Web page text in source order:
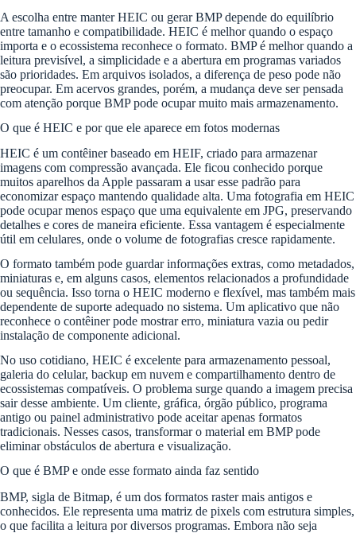
A escolha entre manter HEIC ou gerar BMP depende do equilíbrio
entre tamanho e compatibilidade. HEIC é melhor quando o espaço
importa e o ecossistema reconhece o formato. BMP é melhor quando a
leitura previsível, a simplicidade e a abertura em programas variados
são prioridades. Em arquivos isolados, a diferença de peso pode não
preocupar. Em acervos grandes, porém, a mudança deve ser pensada
com atenção porque BMP pode ocupar muito mais armazenamento.
O que é HEIC e por que ele aparece em fotos modernas
HEIC é um contêiner baseado em HEIF, criado para armazenar
imagens com compressão avançada. Ele ficou conhecido porque
muitos aparelhos da Apple passaram a usar esse padrão para
economizar espaço mantendo qualidade alta. Uma fotografia em HEIC
pode ocupar menos espaço que uma equivalente em JPG, preservando
detalhes e cores de maneira eficiente. Essa vantagem é especialmente
útil em celulares, onde o volume de fotografias cresce rapidamente.
O formato também pode guardar informações extras, como metadados,
miniaturas e, em alguns casos, elementos relacionados a profundidade
ou sequência. Isso torna o HEIC moderno e flexível, mas também mais
dependente de suporte adequado no sistema. Um aplicativo que não
reconhece o contêiner pode mostrar erro, miniatura vazia ou pedir
instalação de componente adicional.
No uso cotidiano, HEIC é excelente para armazenamento pessoal,
galeria do celular, backup em nuvem e compartilhamento dentro de
ecossistemas compatíveis. O problema surge quando a imagem precisa
sair desse ambiente. Um cliente, gráfica, órgão público, programa
antigo ou painel administrativo pode aceitar apenas formatos
tradicionais. Nesses casos, transformar o material em BMP pode
eliminar obstáculos de abertura e visualização.
O que é BMP e onde esse formato ainda faz sentido
BMP, sigla de Bitmap, é um dos formatos raster mais antigos e
conhecidos. Ele representa uma matriz de pixels com estrutura simples,
o que facilita a leitura por diversos programas. Embora não seja